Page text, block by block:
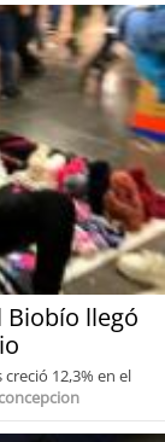
Biobío llegó
12,3% en el